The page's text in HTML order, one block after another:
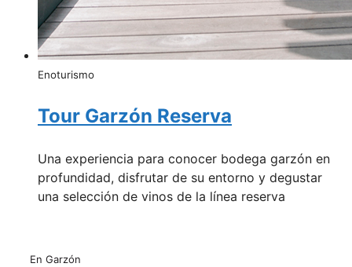
Enoturismo
Tour Garzón Reserva
Una experiencia para conocer bodega garzón en
profundidad, disfrutar de su entorno y degustar
una selección de vinos de la línea reserva
En Garzón